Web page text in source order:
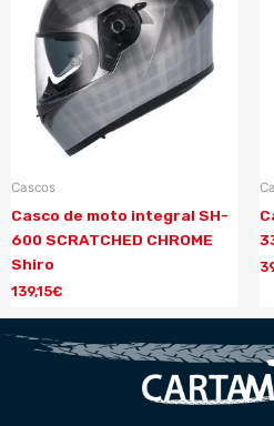
Cascos
Casco de moto integral SH-
600 SCRATCHED CHROME
Shiro
139,15€